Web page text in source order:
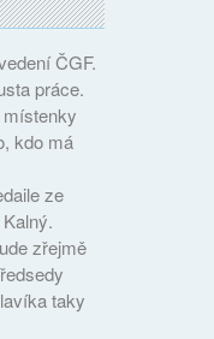
ČGF.
práce.
kdo má
ze
zřejmě
taky